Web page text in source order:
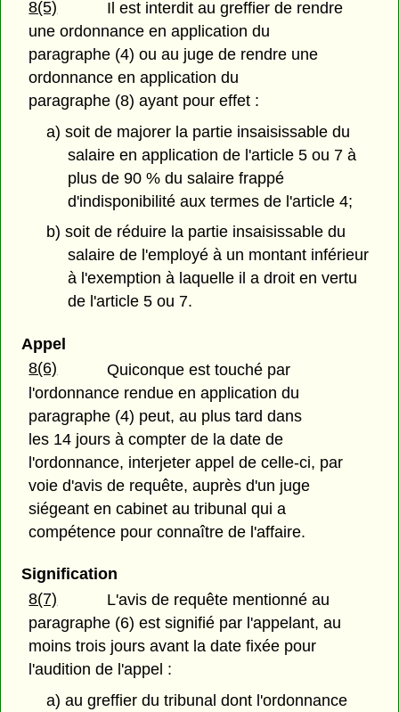
8(5)
Il est interdit au greffier de rendre
une ordonnance en application du
paragraphe (4) ou au juge de rendre une
ordonnance en application du
paragraphe (8) ayant pour effet :
a) soit de majorer la partie insaisissable du
salaire en application de l'article 5 ou 7 à
plus de 90 % du salaire frappé
d'indisponibilité aux termes de l'article 4;
b) soit de réduire la partie insaisissable du
salaire de l'employé à un montant inférieur
à l'exemption à laquelle il a droit en vertu
de l'article 5 ou 7.
Appel
8(6)
Quiconque est touché par
l'ordonnance rendue en application du
paragraphe (4) peut, au plus tard dans
les 14 jours à compter de la date de
l'ordonnance, interjeter appel de celle-ci, par
voie d'avis de requête, auprès d'un juge
siégeant en cabinet au tribunal qui a
compétence pour connaître de l'affaire.
Signification
8(7)
L'avis de requête mentionné au
paragraphe (6) est signifié par l'appelant, au
moins trois jours avant la date fixée pour
l'audition de l'appel :
a) au greffier du tribunal dont l'ordonnance